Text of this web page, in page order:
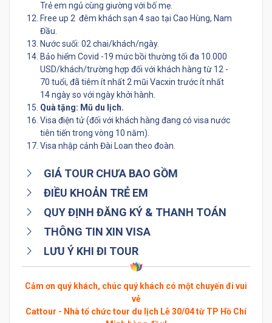
Trẻ em ngủ cùng giường với bố mẹ.
Free up 2 đêm khách sạn 4 sao tại Cao Hùng, Nam
Đầu.
Nước suối: 02 chai/khách/ngày.
Bảo hiểm Covid -19 mức bồi thường tối đa 10.000
USD/khách/trường hợp đối với khách hàng từ 12 -
70 tuổi, đã tiêm ít nhất 2 mũi Vacxin trước ít nhất
14 ngày so với ngày khởi hành.
Quà tặng: Mũ du lịch.
Visa điện tử (đối với khách hàng đang có visa nước
tiên tiến trong vòng 10 năm).
Visa nhập cảnh Đài Loan theo đoàn.
GIÁ TOUR CHƯA BAO GỒM
ĐIỀU KHOẢN TRẺ EM
QUY ĐỊNH ĐĂNG KÝ & THANH TOÁN
THÔNG TIN XIN VISA
LƯU Ý KHI ĐI TOUR
Cảm ơn quý khách, chúc quý khách có một chuyến đi vui
vẻ
Cattour - Nhà tổ chức tour du lịch Lễ 30/04 từ TP Hồ Chí